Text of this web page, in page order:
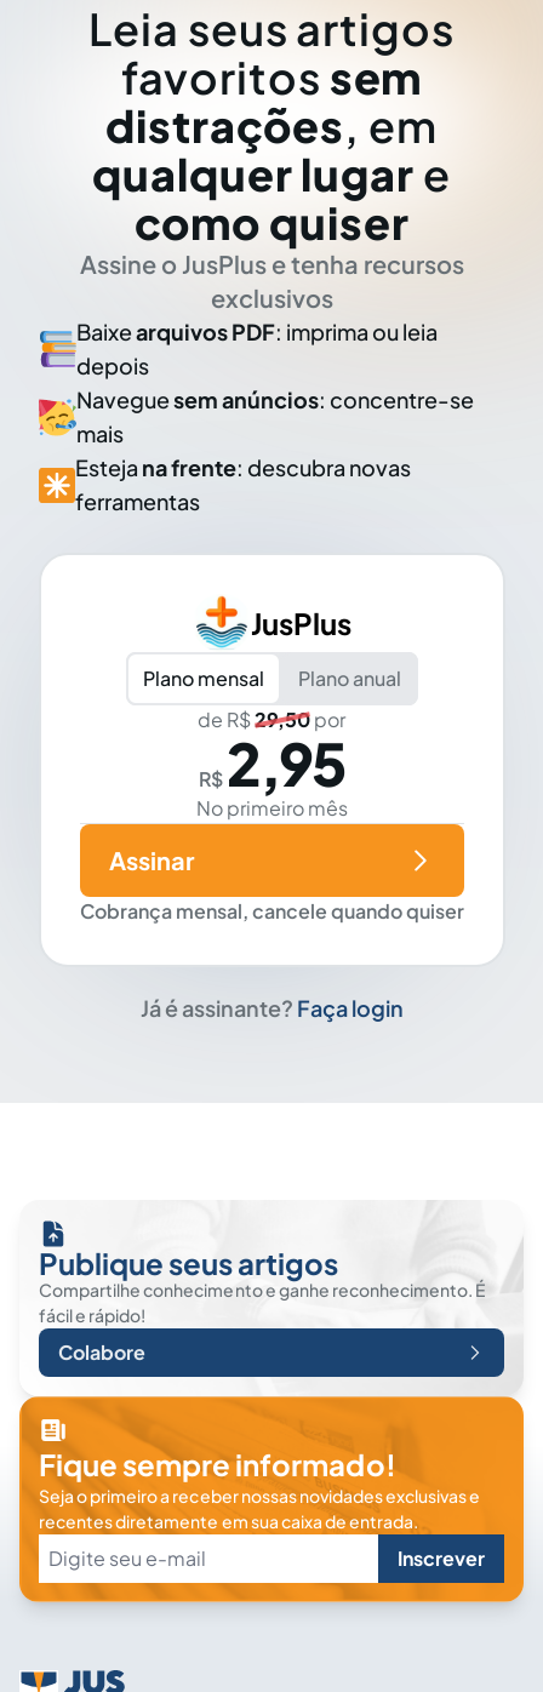
Leia seus artigos
favoritos sem
distrações, em
qualquer lugar e
como quiser
Assine o JusPlus e tenha recursos
exclusivos
Baixearquivos PDF: imprima ou leia
depois
Naveguesem anúncios: concentre-se
mais
Esteja na frente: descubra novas
ferramentas
JusPlus
Plano mensal
Plano anual
de R$29,50por
R$ 2,95
No primeiro mês
Cobrança mensal, cancele quando quiser
Assinar
Já é assinante? Faça login
Publique seus artigos
Compartilhe conhecimento e ganhe reconhecimento. É
fácil e rápido!
Colabore
Fique sempre informado!
Seja o primeiro a receber nossas novidades exclusivas e
recentes diretamente em sua caixa de entrada.
Inscrever